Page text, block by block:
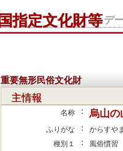
国指定文化財等デ
重要無形民俗文化財
主情報
名称 ： 烏山の
ふりがな ：
からすや
種別１
：
風俗慣習